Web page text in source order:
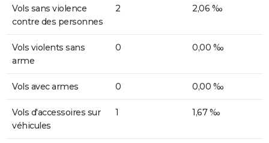
Vols sans violence
contre des personnes
2 2,06 ‰
Vols violents sans
arme
0 0,00 ‰
Vols avec armes 0 0,00 ‰
Vols d'accessoires sur
véhicules
1 1,67 ‰